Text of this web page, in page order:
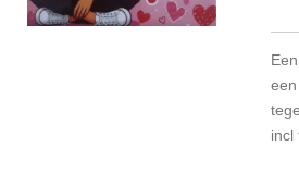
incl